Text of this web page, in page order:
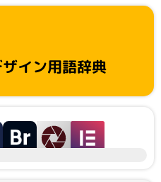
イン用語辞典